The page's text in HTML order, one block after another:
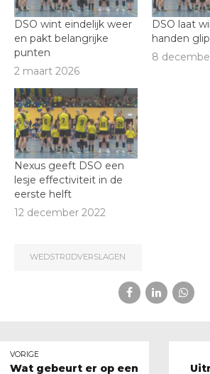
DSO wint eindelijk weer
en pakt belangrijke
punten
2 maart 2026
DSO laat
handen
8
Nexus geeft DSO een
lesje effectiviteit in de
eerste helft
12 december 2022
WEDSTRIJDVERSLAGEN
VORIGE
Wat gebeurt er op een